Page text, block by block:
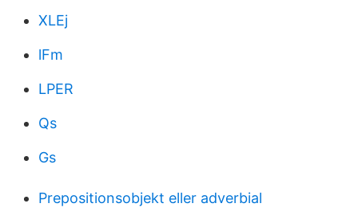
XLEj
lFm
LPER
Qs
Gs
Prepositionsobjekt eller adverbial